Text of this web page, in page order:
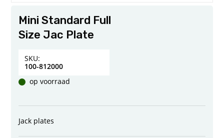
Mini Standard Full
Size Jac Plate
SKU:
100-812000
op voorraad
Jack plates